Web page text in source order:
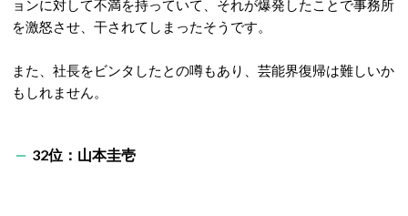
ョンに対して不満を持っていて、それが爆発したことで事務所
を激怒させ、干されてしまったそうです。
また、社長をビンタしたとの噂もあり、芸能界復帰は難しいか
もしれません。
32位：山本圭壱